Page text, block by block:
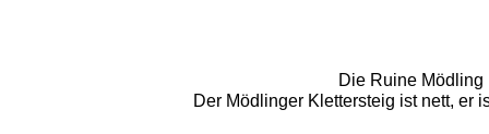
Die Ruine
Der Mödlinger Klettersteig ist nett, er